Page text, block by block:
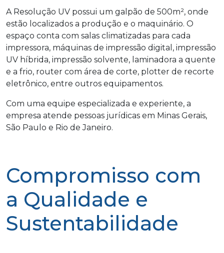
A Resolução UV possui um galpão de 500m², onde
estão localizados a produção e o maquinário. O
espaço conta com salas climatizadas para cada
impressora, máquinas de impressão digital, impressão
UV híbrida, impressão solvente, laminadora a quente
e a frio, router com área de corte, plotter de recorte
eletrônico, entre outros equipamentos.
Com uma equipe especializada e experiente, a
empresa atende pessoas jurídicas em Minas Gerais,
São Paulo e Rio de Janeiro.
Compromisso com
a Qualidade e
Sustentabilidade